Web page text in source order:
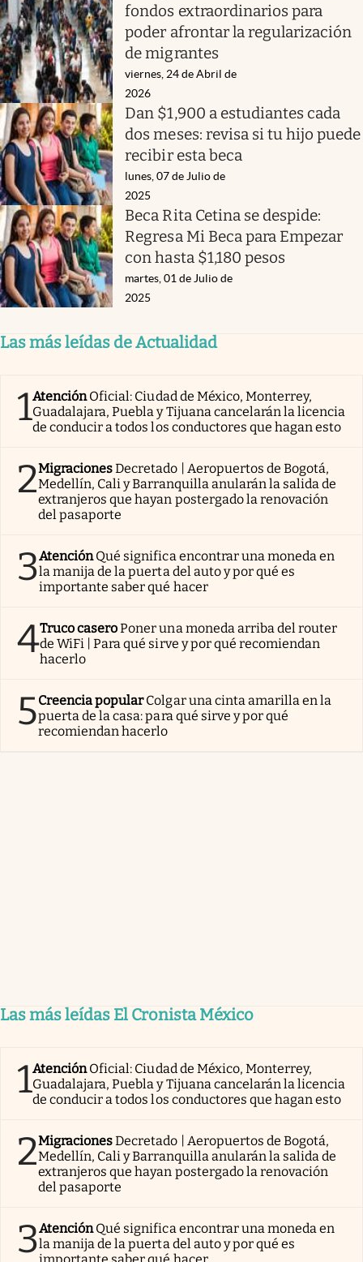
fondos extraordinarios para
poder afrontar la regularización
de migrantes
viernes, 24 de Abril de
2026
Dan $1,900 a estudiantes cada
dos meses: revisa si tu hijo puede
recibir esta beca
lunes, 07 de Julio de
2025
Beca Rita Cetina se despide:
Regresa Mi Beca para Empezar
con hasta $1,180 pesos
martes, 01 de Julio de
2025
Las más leídas de Actualidad
1AtenciónOficial: Ciudad de México, Monterrey,
Guadalajara, Puebla y Tijuana cancelarán la licencia
de conducir a todos los conductores que hagan esto
2MigracionesDecretado | Aeropuertos de Bogotá,
Medellín, Cali y Barranquilla anularán la salida de
extranjeros que hayan postergado la renovación
del pasaporte
3AtenciónQué significa encontrar una moneda en
la manija de la puerta del auto y por qué es
importante saber qué hacer
4Truco caseroPoner una moneda arriba del router
de WiFi | Para qué sirve y por qué recomiendan
hacerlo
5Creencia popularColgar una cinta amarilla en la
puerta de la casa: para qué sirve y por qué
recomiendan hacerlo
Las más leídas El Cronista México
1AtenciónOficial: Ciudad de México, Monterrey,
Guadalajara, Puebla y Tijuana cancelarán la licencia
de conducir a todos los conductores que hagan esto
2MigracionesDecretado | Aeropuertos de Bogotá,
Medellín, Cali y Barranquilla anularán la salida de
extranjeros que hayan postergado la renovación
del pasaporte
3AtenciónQué significa encontrar una moneda en
la manija de la puerta del auto y por qué es